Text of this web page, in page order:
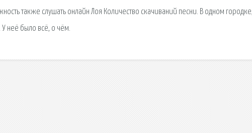
также слушать онлайн Лоя Количество скачиваний песни. В одном
неё было всё, о чём.